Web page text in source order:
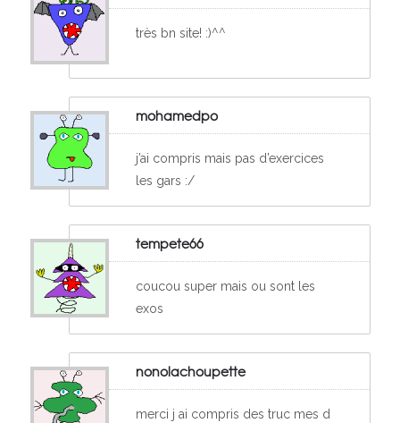
très bn site! :)^^
mohamedpo
j’ai compris mais pas d’exercices
les gars :/
tempete66
coucou super mais ou sont les
exos
nonolachoupette
merci j ai compris des truc mes d